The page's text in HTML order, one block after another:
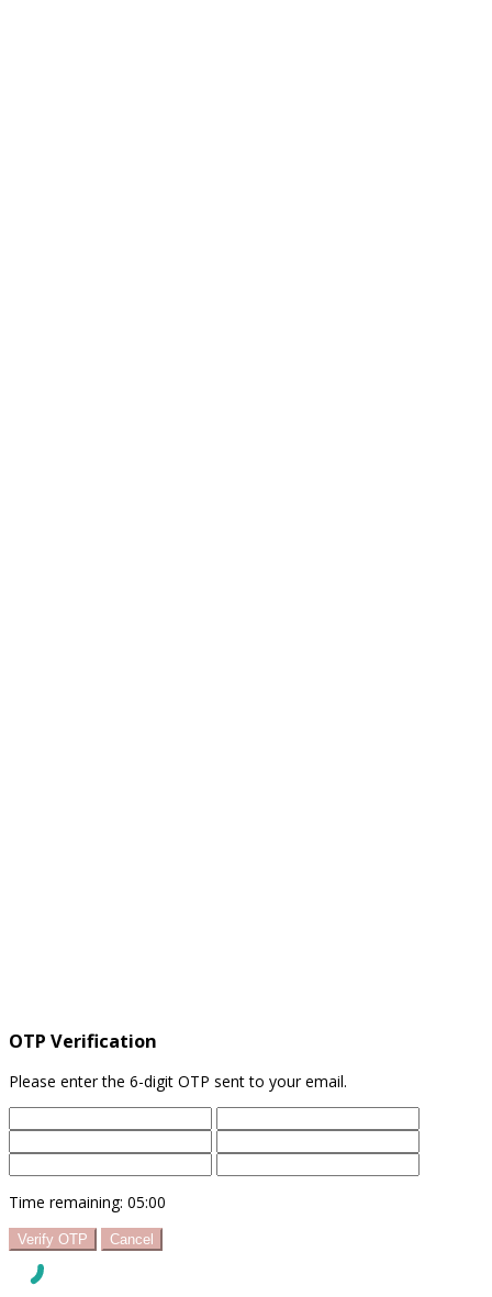
OTP Verification
Please enter the 6-digit OTP sent to your email.
Time remaining: 05:00
Verify OTP Cancel